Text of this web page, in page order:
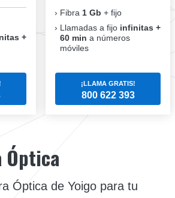
+
Fibra 1 Gb + fijo
Llamadas a fijo infinitas +
60 min a números
móviles
¡LLAMA GRATIS!
800 622 393
Óptica
Óptica de Yoigo para tu